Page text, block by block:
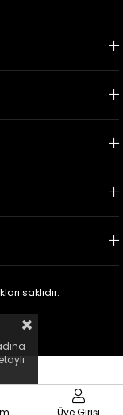
saklıdır.
Üye Girişi